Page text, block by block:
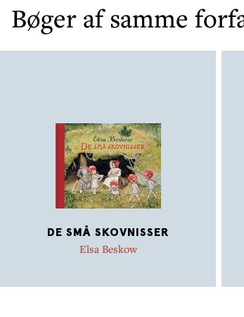
Bøger af samme
DE SMÅ SKOVNISSER
Elsa Beskow